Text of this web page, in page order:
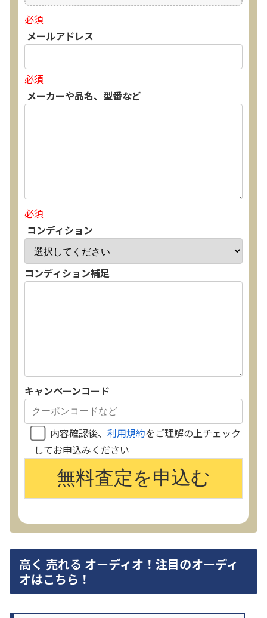
必須
メールアドレス
必須
メーカーや品名、型番など
必須
コンディション
コンディション補足
キャンペーンコード
内容確認後、 利用規約をご理解の上チェック
してお申込みください
高く 売れる オーディオ！注目のオーディ
オはこちら！